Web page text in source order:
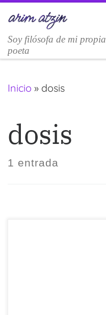
Saltar al contenido
Soy filósofa de mi
poeta
Inicio » dosis
dosis
1 entrada